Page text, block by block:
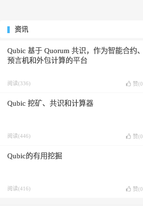
资讯
Qubic 基于 Quorum 共识，作为智能合约、
预言机和外包计算的平台
阅读(336) 赞(0
Qubic 挖矿、共识和计算器
阅读(446) 赞(0
Qubic的有用挖掘
阅读(416) 赞(0